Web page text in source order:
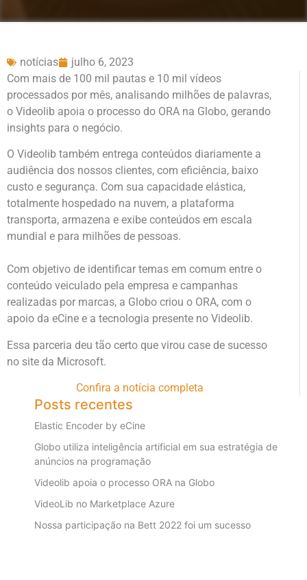
notícias
julho 6, 2023
​Com mais de 100 mil pautas e 10 mil vídeos
processados por mês, analisando milhões de palavras,
o Videolib apoia o processo do ORA na Globo, gerando
insights para o negócio.​
O Videolib também entrega conteúdos diariamente a
audiência dos nossos clientes, com eficiência, baixo
custo e segurança. Com sua capacidade elástica,
totalmente hospedado na nuvem, a plataforma
transporta, armazena e exibe conteúdos em escala
mundial e para milhões de pessoas.​
Com objetivo de identificar temas em comum entre o
conteúdo veiculado pela empresa e campanhas
realizadas por marcas, a Globo criou o ORA, com o
apoio da eCine e a tecnologia presente no Videolib.​
Essa parceria deu tão certo que virou case de sucesso
no site da Microsoft.​
Confira a notícia completa
Posts recentes
Elastic Encoder by eCine
Globo utiliza inteligência artificial em sua estratégia de
anúncios na programação
Videolib apoia o processo ORA na Globo
VideoLib no Marketplace Azure
Nossa participação na Bett 2022 foi um sucesso